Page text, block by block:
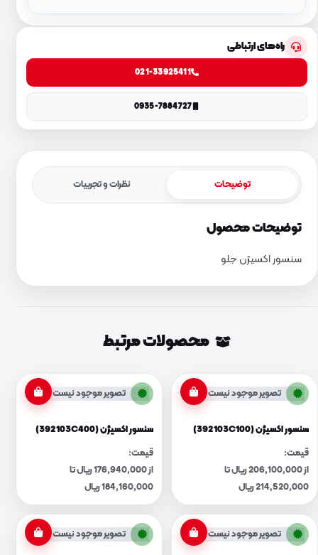
راه‌های ارتباطی
021-33925411
0935-7884727
توضیحات نظرات و تجربیات
توضیحات محصول
سنسور اکسیژن جلو
محصولات مرتبط
تصویر موجود نیست
سنسور اکسیژن (392103C100)
قیمت:
از 206,100,000 ریال تا
214,520,000 ریال
تصویر موجود نیست
سنسور اکسیژن (392103C400)
قیمت:
از 176,940,000 ریال تا
184,160,000 ریال
تصویر موجود نیست تصویر موجود نیست